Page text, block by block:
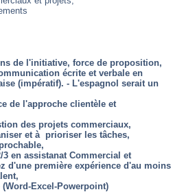
de l'initiative, force de proposition,
écrite et verbale en
(impératif). - L'espagnol serait un
de l'approche clientèle et
des projets commerciaux,
et à prioriser les tâches,
en assistanat Commercial et
d'une première expérience d'au moins
Excel-Powerpoint)